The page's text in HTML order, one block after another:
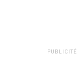
PUBLICITÉ